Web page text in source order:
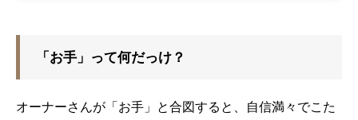
「お手」って何だっけ？
オーナーさんが「お手」と合図すると、自信満々でこた